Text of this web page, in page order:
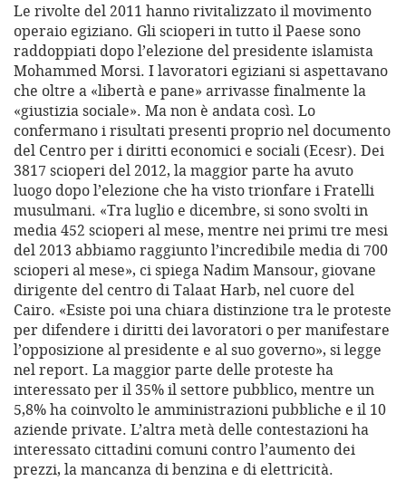
Le rivolte del 2011 hanno rivitalizzato il movimento
operaio egiziano. Gli scioperi in tutto il Paese sono
raddoppiati dopo l’elezione del presidente islamista
Mohammed Morsi. I lavoratori egiziani si aspettavano
che oltre a «libertà e pane» arrivasse finalmente la
«giustizia sociale». Ma non è andata così. Lo
confermano i risultati presenti proprio nel documento
del Centro per i diritti economici e sociali (Ecesr). Dei
3817 scioperi del 2012, la maggior parte ha avuto
luogo dopo l’elezione che ha visto trionfare i Fratelli
musulmani. «Tra luglio e dicembre, si sono svolti in
media 452 scioperi al mese, mentre nei primi tre mesi
del 2013 abbiamo raggiunto l’incredibile media di 700
scioperi al mese», ci spiega Nadim Mansour, giovane
dirigente del centro di Talaat Harb, nel cuore del
Cairo. «Esiste poi una chiara distinzione tra le proteste
per difendere i diritti dei lavoratori o per manifestare
l’opposizione al presidente e al suo governo», si legge
nel report. La maggior parte delle proteste ha
interessato per il 35% il settore pubblico, mentre un
5,8% ha coinvolto le amministrazioni pubbliche e il 10
aziende private. L’altra metà delle contestazioni ha
interessato cittadini comuni contro l’aumento dei
prezzi, la mancanza di benzina e di elettricità.